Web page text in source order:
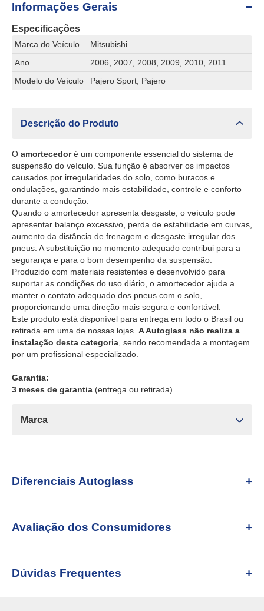
Informações Gerais
Especificações
Marca do Veículo
Mitsubishi
Ano
2006, 2007, 2008, 2009, 2010, 2011
Modelo do Veículo
Pajero Sport, Pajero
Descrição do Produto
O amortecedoré um componente essencial do sistema de
suspensão do veículo. Sua função é absorver os impactos
causados por irregularidades do solo, como buracos e
ondulações, garantindo mais estabilidade, controle e conforto
durante a condução.
Quando o amortecedor apresenta desgaste, o veículo pode
apresentar balanço excessivo, perda de estabilidade em curvas,
aumento da distância de frenagem e desgaste irregular dos
pneus. A substituição no momento adequado contribui para a
segurança e para o bom desempenho da suspensão.
Produzido com materiais resistentes e desenvolvido para
suportar as condições do uso diário, o amortecedor ajuda a
manter o contato adequado dos pneus com o solo,
proporcionando uma direção mais segura e confortável.
Este produto está disponível para entrega em todo o Brasil ou
retirada em uma de nossas lojas. A Autoglass não realiza a
instalação desta categoria , sendo recomendada a montagem
por um profissional especializado.
Garantia:
3 meses de garantia (entrega ou retirada).
Marca
Diferenciais Autoglass
Avaliação dos Consumidores
Dúvidas Frequentes